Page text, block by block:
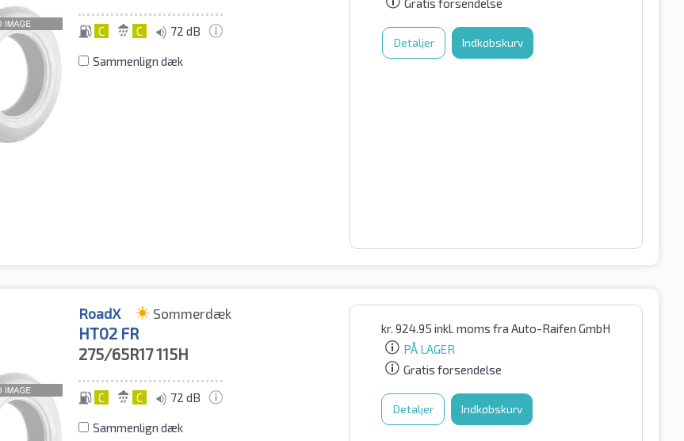
C C 72 dB
Sammenlign dæk
Gratis forsendelse
Detaljer Indkøbskurv
RoadX Sommerdæk
HT02 FR
275/65R17115H
C C 72 dB
Sammenlign dæk
kr. 924.95 inkl. moms fra Auto-Raifen GmbH
PÅ LAGER
Gratis forsendelse
Detaljer Indkøbskurv